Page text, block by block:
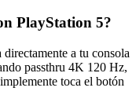
PlayStation 5?
a tu consola
passthru 4K 120 Hz,
toca el botón